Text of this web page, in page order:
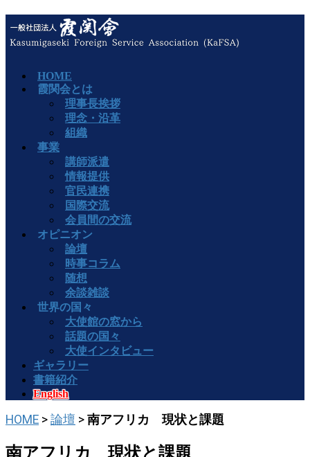
HOME
霞関会とは
理事長挨拶
理念・沿革
組織
事業
講師派遣
情報提供
官民連携
国際交流
会員間の交流
オピニオン
論壇
時事コラム
随想
余談雑談
世界の国々
大使館の窓から
話題の国々
大使インタビュー
ギャラリー
書籍紹介
English
HOME > 論壇 > 南アフリカ 現状と課題
南アフリカ 現状と課題